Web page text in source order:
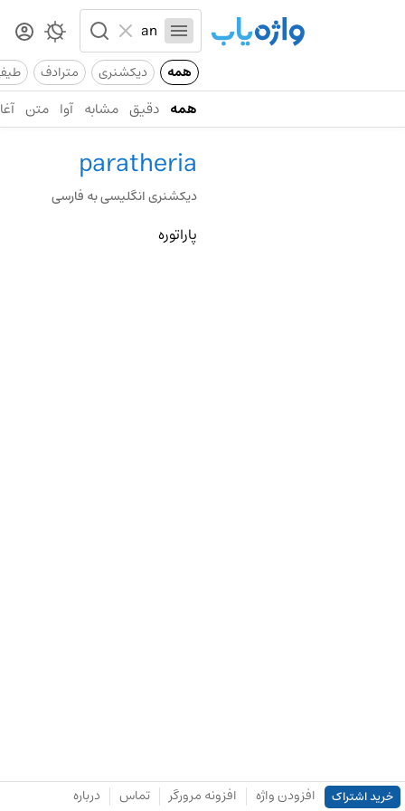
همه دیکشنری مترادف
همه دقیق مشابه آوا متن
paratheria
دیکشنری انگلیسی به فارسی
پاراتوره
خرید اشتراک افزودن واژه افزونه مرورگر تماس درباره